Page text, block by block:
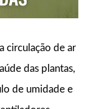
circulação de ar
das plantas,
de umidade e